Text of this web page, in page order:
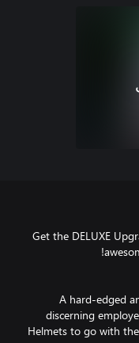
Get the DELUXE
A hard-edged
discerning
Helmets to go with